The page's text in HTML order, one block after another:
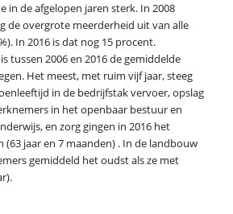
in de afgelopen jaren sterk. In 2008
de overgrote meerderheid uit van alle
In 2016 is dat nog 15 procent.
tussen 2006 en 2016 de gemiddelde
Het meest, met ruim vijf jaar, steeg
in de bedrijfstak vervoer, opslag
in het openbaar bestuur en
en zorg gingen in 2016 het
jaar en 7 maanden) . In de landbouw
gemiddeld het oudst als ze met